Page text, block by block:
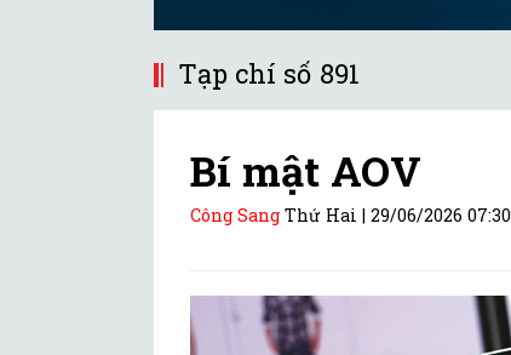
Tạp chí số 891
Bí mật AOV
Công Sang Thứ Hai |29/06/2026 07:30